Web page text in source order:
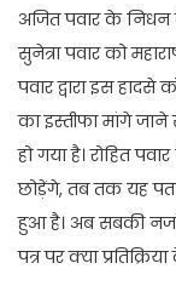
अजित पवार के निधन
सुनेत्रा पवार को
पवार द्वारा इस
का इस्तीफा मांगे जाने
हो गया है। रोहित
छोड़ेंगे, तब तक यह
हुआ है। अब सबकी नजरें
पत्र पर क्या प्रतिक्रिया